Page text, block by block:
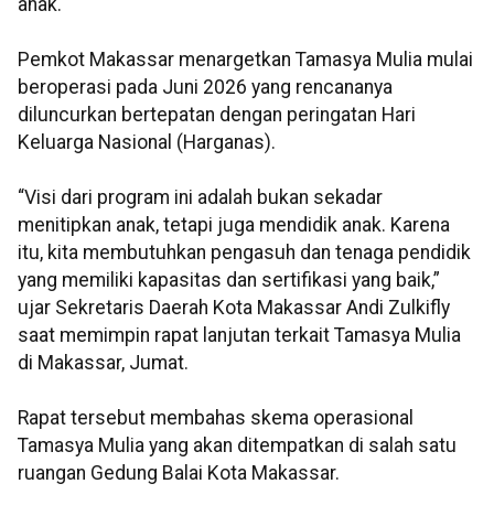
anak.
Pemkot Makassar menargetkan Tamasya Mulia mulai
beroperasi pada Juni 2026 yang rencananya
diluncurkan bertepatan dengan peringatan Hari
Keluarga Nasional (Harganas).
“Visi dari program ini adalah bukan sekadar
menitipkan anak, tetapi juga mendidik anak. Karena
itu, kita membutuhkan pengasuh dan tenaga pendidik
yang memiliki kapasitas dan sertifikasi yang baik,”
ujar Sekretaris Daerah Kota Makassar Andi Zulkifly
saat memimpin rapat lanjutan terkait Tamasya Mulia
di Makassar, Jumat.
Rapat tersebut membahas skema operasional
Tamasya Mulia yang akan ditempatkan di salah satu
ruangan Gedung Balai Kota Makassar.